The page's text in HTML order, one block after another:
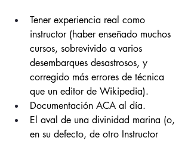
Tener experiencia real como
instructor (haber enseñado muchos
cursos, sobrevivido a varios
desembarques desastrosos, y
corregido más errores de técnica
que un editor de Wikipedia).
Documentación ACA al día.
El aval de una divinidad marina (o,
en su defecto, de otro Instructor